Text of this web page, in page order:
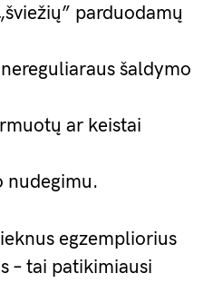
parduodamų
šaldymo
ar keistai
nudegimu.
egzempliorius
– tai patikimiausi